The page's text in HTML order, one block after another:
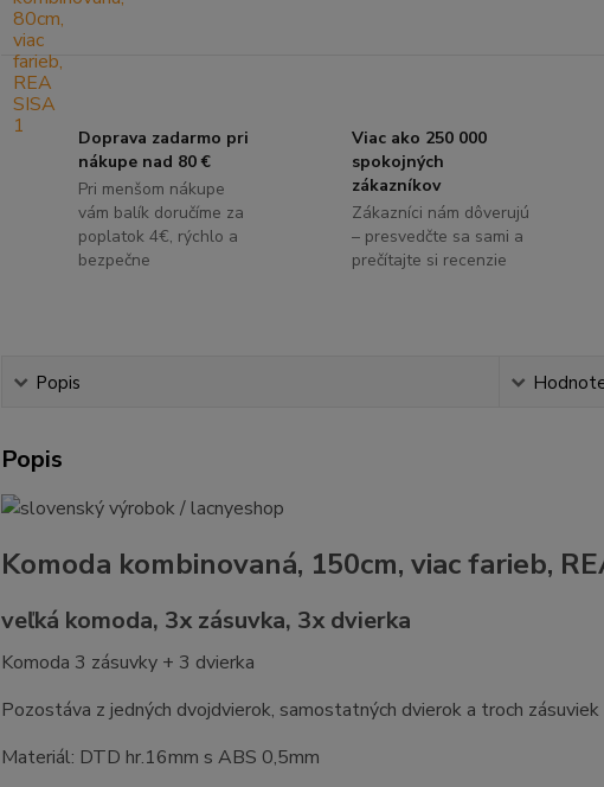
Doprava zadarmo pri
nákupe nad 80 €
Pri menšom nákupe
vám balík doručíme za
poplatok 4€, rýchlo a
bezpečne
Viac ako 250 000
spokojných
zákazníkov
Zákazníci nám dôverujú
– presvedčte sa sami a
prečítajte si recenzie
Popis
Popis
Komoda kombinovaná, 150cm, viac farieb,
veľká komoda, 3x zásuvka, 3x dvierka
Komoda 3 zásuvky + 3 dvierka
Pozostáva z jedných dvojdvierok, samostatných dvierok a troch zásuviek
Materiál: DTD hr.16mm s ABS 0,5mm